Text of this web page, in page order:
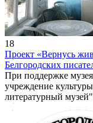
18
Проект «Вернусь
Белгородских
При поддержке
учреждение
литературный